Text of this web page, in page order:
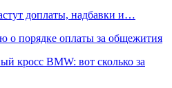
доплаты, надбавки и…
порядке оплаты за общежития
кросс BMW: вот сколько за